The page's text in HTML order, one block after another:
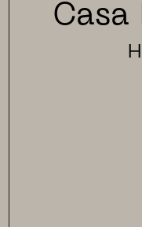
Casa